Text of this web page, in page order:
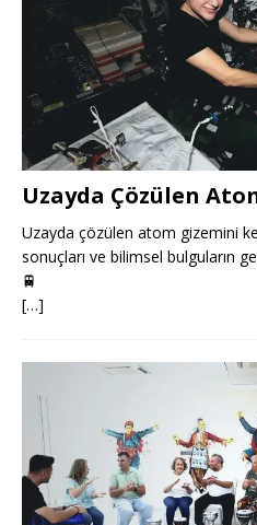
Uzayda Çözülen
Uzayda çözülen atom gizemini
sonuçları ve bilimsel bulguların
🚆
[…]